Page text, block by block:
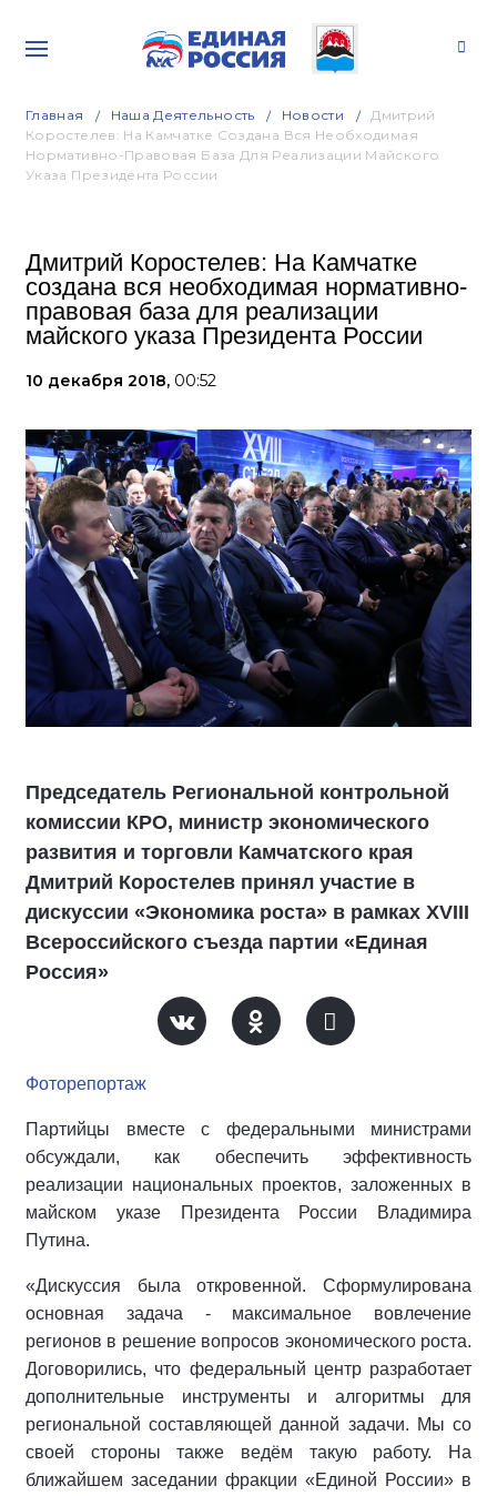
Главная Наша Деятельность Новости
Дмитрий
Коростелев: На Камчатке Создана Вся Необходимая
Нормативно-Правовая База Для Реализации Майского
Указа Президента России
Дмитрий Коростелев: На Камчатке
создана вся необходимая нормативно-
правовая база для реализации
майского указа Президента России
10 декабря 2018, 00:52
Председатель Региональной контрольной
комиссии КРО, министр экономического
развития и торговли Камчатского края
Дмитрий Коростелев принял участие в
дискуссии «Экономика роста» в рамках XVIII
Всероссийского съезда партии «Единая
Россия»
Фоторепортаж
Партийцы вместе с федеральными министрами
обсуждали, как обеспечить эффективность
реализации национальных проектов, заложенных в
майском указе Президента России Владимира
Путина.
«Дискуссия была откровенной. Сформулирована
основная задача - максимальное вовлечение
регионов в решение вопросов экономического роста.
Договорились, что федеральный центр разработает
дополнительные инструменты и алгоритмы для
региональной составляющей данной задачи. Мы со
своей стороны также ведём такую работу. На
ближайшем заседании фракции «Единой России» в